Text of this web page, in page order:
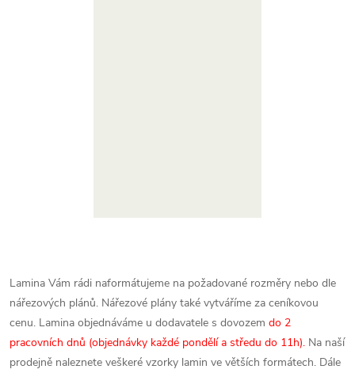
Lamina Vám rádi naformátujeme na požadované rozměry nebo dle
nářezových plánů. Nářezové plány také vytváříme za ceníkovou
cenu. Lamina objednáváme u dodavatele s dovozem do 2
pracovních dnů (objednávky každé pondělí a středu do 11h). Na naší
prodejně naleznete veškeré vzorky lamin ve větších formátech. Dále